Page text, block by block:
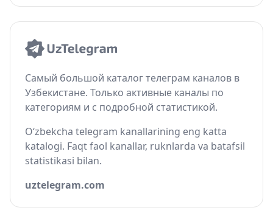
Самый большой каталог телеграм каналов в
Узбекистане. Только активные каналы по
категориям и с подробной статистикой.
O‘zbekcha telegram kanallarining eng katta
katalogi. Faqt faol kanallar, ruknlarda va batafsil
statistikasi bilan.
uztelegram.com